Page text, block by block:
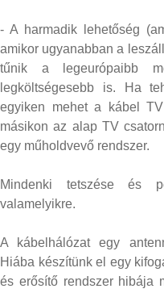
- A harmadik lehetőség
amikor ugyanabban a
tűnik a legeurópaibb
legköltségesebb is. Ha
egyiken mehet a kábel
másikon az alap TV
egy műholdvevő rendszer.
Mindenki tetszése és
valamelyikre.
A kábelhálózat egy
Hiába készítünk el egy
és erősítő rendszer hibája